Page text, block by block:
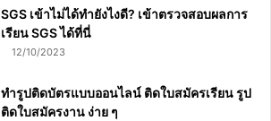
SGS เข้าไม่ได้ทำยังไงดี? เข้าตรวจสอบผลการ
เรียน SGS ได้ที่นี่
12/10/2023
ทำรูปติดบัตรแบบออนไลน์ ติดใบสมัครเรียน รูป
ติดใบสมัครงาน ง่าย ๆ